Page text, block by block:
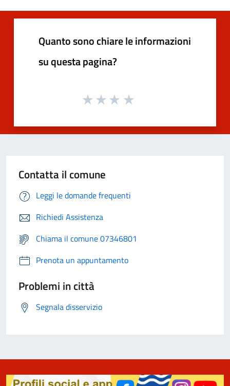
Quanto sono chiare le informazioni
su questa pagina?
Contatta il comune
Leggi le domande frequenti
Richiedi Assistenza
Chiama il comune 07346801
Prenota un appuntamento
Problemi in città
Segnala disservizio